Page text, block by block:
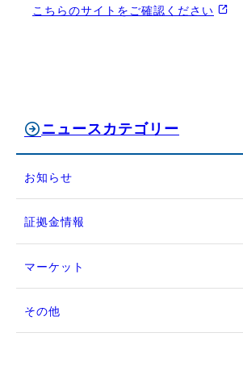
こちらのサイトをご確認ください
ニュースカテゴリー
お知らせ
証拠金情報
マーケット
その他